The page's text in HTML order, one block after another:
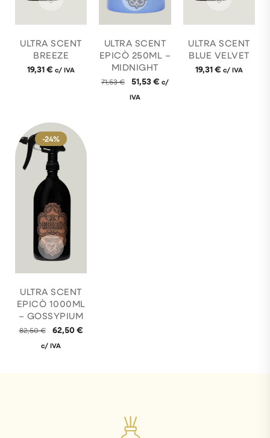
ULTRA SCENT
BREEZE
19,31€ c/ IVA
ULTRA SCENT
EPICÒ 250ML –
MIDNIGHT
71,53€ 51,53€ c/
IVA
ULTRA SCENT
BLUE VELVET
19,31€ c/ IVA
-24%
ULTRA SCENT
EPICÒ 1000ML
– GOSSYPIUM
82,50€ 62,50€
c/ IVA